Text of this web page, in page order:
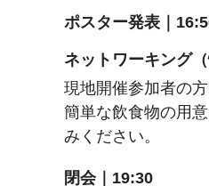
ポスター発表｜
ネットワーキング
現地開催参加者の
簡単な飲食物の用
みください。
閉会｜19:30